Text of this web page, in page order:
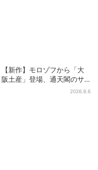
【新作】モロゾフから「大
阪土産」登場、通天閣のサ
クサクスイーツ 6カ所で順2026.8.6